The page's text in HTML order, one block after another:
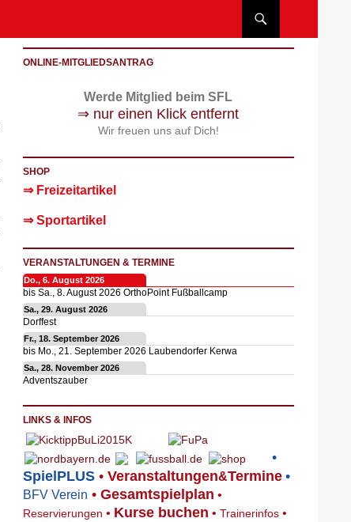
ONLINE-MITGLIEDSANTRAG
Werde Mitglied beim SFL
⇒ nur einen Klick entfernt
Wir freuen uns auf Dich!
SHOP
⇒ Freizeitartikel
⇒ Sportartikel
VERANSTALTUNGEN & TERMINE
Do., 6. August 2026
bis Sa., 8. August 2026 OrthoPoint Fußballcamp
Sa., 29. August 2026
Dorffest
Fr., 18. September 2026
bis Mo., 21. September 2026 Laubendorfer Kerwa
Sa., 28. November 2026
Adventszauber
LINKS & INFOS
•
SpielPLUS • Veranstaltungen&Termine •
BFV Verein • Gesamtspielplan •
Reservierungen • Kurse buchen • Trainerinfos •